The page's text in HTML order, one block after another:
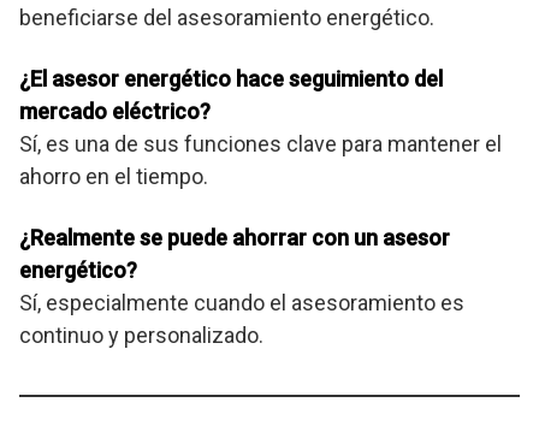
beneficiarse del asesoramiento energético.
¿El asesor energético hace seguimiento del
mercado eléctrico?
Sí, es una de sus funciones clave para mantener el
ahorro en el tiempo.
¿Realmente se puede ahorrar con un asesor
energético?
Sí, especialmente cuando el asesoramiento es
continuo y personalizado.